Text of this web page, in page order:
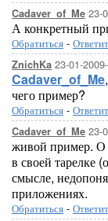
Cadaver_of_Me 23-
А конкретный
Обратиться -
ZnichKa 23-01-
Cadaver_of_Me
чего пример?
Обратиться -
Cadaver_of_Me 23-
живой пример. О
в своей тарелке
смысле,
приложениях.
Обратиться -